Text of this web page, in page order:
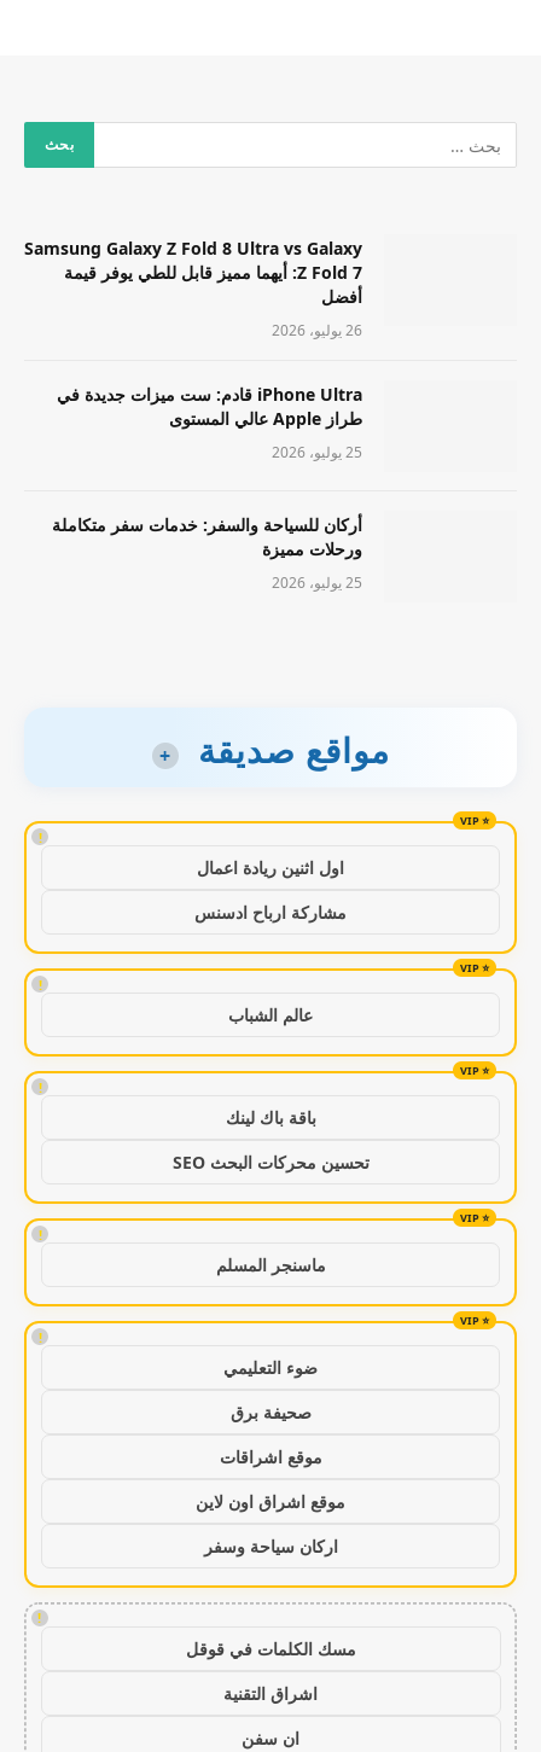
Samsung Galaxy Z Fold 8 Ultra vs Galaxy
Z Fold 7: أيهما مميز قابل للطي يوفر قيمة
أفضل
26 يوليو، 2026
iPhone Ultra قادم: ست ميزات جديدة في
طراز Apple عالي المستوى
25 يوليو، 2026
أركان للسياحة والسفر: خدمات سفر متكاملة
ورحلات مميزة
25 يوليو، 2026
مواقع صديقة +
!
اول اثنين ريادة اعمال
مشاركة ارباح ادسنس
!
عالم الشباب
!
باقة باك لينك
تحسين محركات البحث SEO
!
ماسنجر المسلم
!
ضوء التعليمي
صحيفة برق
موقع اشراقات
موقع اشراق اون لاين
اركان سياحة وسفر
!
مسك الكلمات في قوقل
اشراق التقنية
ان سفن